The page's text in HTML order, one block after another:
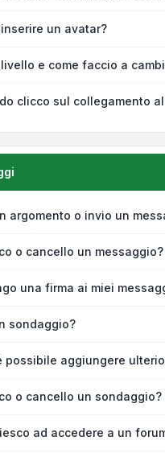
un avatar?
e come faccio a
clicco sul collegamento
argomento o invio un
o cancello un messaggio?
una firma ai miei
sondaggio?
possibile aggiungere
o cancello un sondaggio?
ad accedere a un